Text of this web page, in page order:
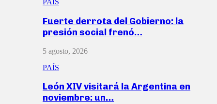
PAÍS
Fuerte derrota del Gobierno: la
presión social frenó…
5 agosto, 2026
PAÍS
León XIV visitará la Argentina en
noviembre: un…